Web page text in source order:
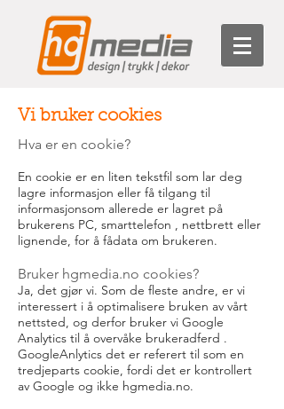
Vi bruker cookies
Hva er en cookie?
En cookie er en liten tekstfil som lar deg
lagre informasjon eller få tilgang til
informasjonsom allerede er lagret på
brukerens PC, smarttelefon , nettbrett eller
lignende, for å fådata om brukeren.
Bruker hgmedia.no cookies?
Ja, det gjør vi. Som de fleste andre, er vi
interessert i å optimalisere bruken av vårt
nettsted, og derfor bruker vi Google
Analytics til å overvåke brukeradferd .
GoogleAnlytics det er referert til som en
tredjeparts cookie, fordi det er kontrollert
av Google og ikke hgmedia.no.